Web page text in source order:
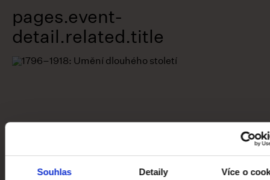
Souhlas Detaily Více o
pages.event-
detail.related.title